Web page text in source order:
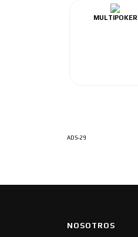
MULTIPOKER
ADS-29
NOSOTROS